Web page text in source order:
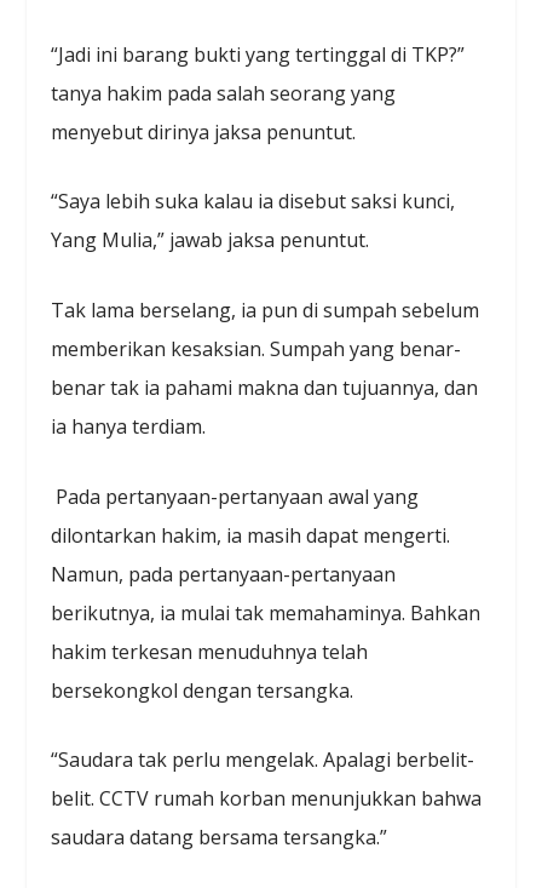
“Jadi ini barang bukti yang tertinggal di TKP?”
tanya hakim pada salah seorang yang
menyebut dirinya jaksa penuntut.
“Saya lebih suka kalau ia disebut saksi kunci,
Yang Mulia,” jawab jaksa penuntut.
Tak lama berselang, ia pun di sumpah sebelum
memberikan kesaksian. Sumpah yang benar-
benar tak ia pahami makna dan tujuannya, dan
ia hanya terdiam.
Pada pertanyaan-pertanyaan awal yang
dilontarkan hakim, ia masih dapat mengerti.
Namun, pada pertanyaan-pertanyaan
berikutnya, ia mulai tak memahaminya. Bahkan
hakim terkesan menuduhnya telah
bersekongkol dengan tersangka.
“Saudara tak perlu mengelak. Apalagi berbelit-
belit. CCTV rumah korban menunjukkan bahwa
saudara datang bersama tersangka.”